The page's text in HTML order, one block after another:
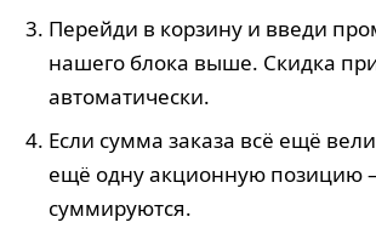
Перейди в корзину и введи
нашего блока выше. Скидка
автоматически.
Если сумма заказа всё ещё
ещё одну акционную позицию
суммируются.